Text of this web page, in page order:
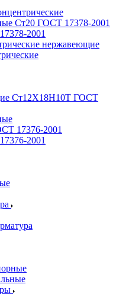
Ст20 ГОСТ 17378-2001
2001
нержавеющие
Ст12Х18Н10Т ГОСТ
17376-2001
2001